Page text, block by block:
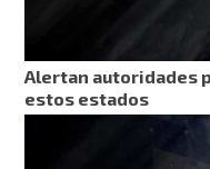
Alertan autoridades
estos estados